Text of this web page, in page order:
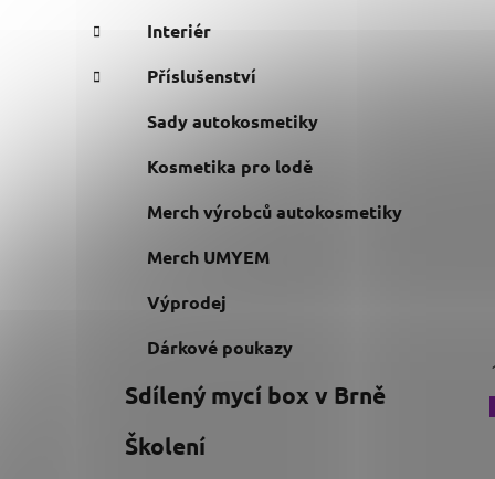
Interiér
Příslušenství
Sady autokosmetiky
Kosmetika pro lodě
Merch výrobců autokosmetiky
Merch UMYEM
Výprodej
Dárkové poukazy
Sdílený mycí box v Brně
Školení